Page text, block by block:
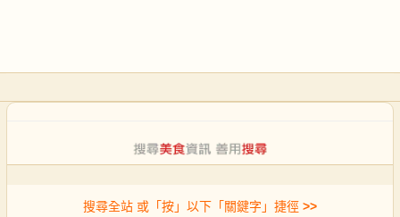
搜尋全站 或「按」以下「關鍵字」捷徑 >>